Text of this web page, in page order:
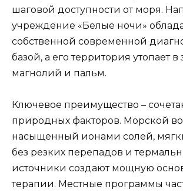
шаговой доступности от моря.
учреждение «Белые ночи»
собственной современной
базой, а его территория утопает в
магнолий и пальм.
Ключевое преимущество –
природных факторов. Морской
насыщенный ионами солей,
без резких перепадов и
источники создают мощную
терапии. Местные программы